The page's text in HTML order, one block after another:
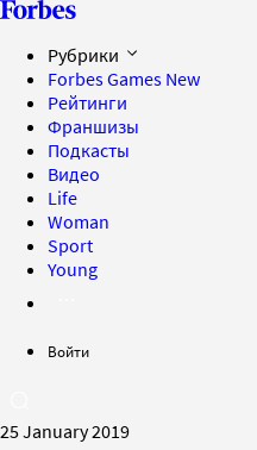
Рубрики
Forbes Games New
Рейтинги
Франшизы
Подкасты
Видео
Life
Woman
Sport
Young
Войти
25 January 2019